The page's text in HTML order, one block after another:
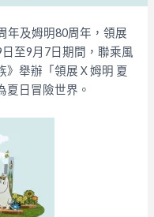
年及姆明80周年，領展
至9月7日期間，聯乘風
》舉辦「領展Ｘ姆明 夏
夏日冒險世界。